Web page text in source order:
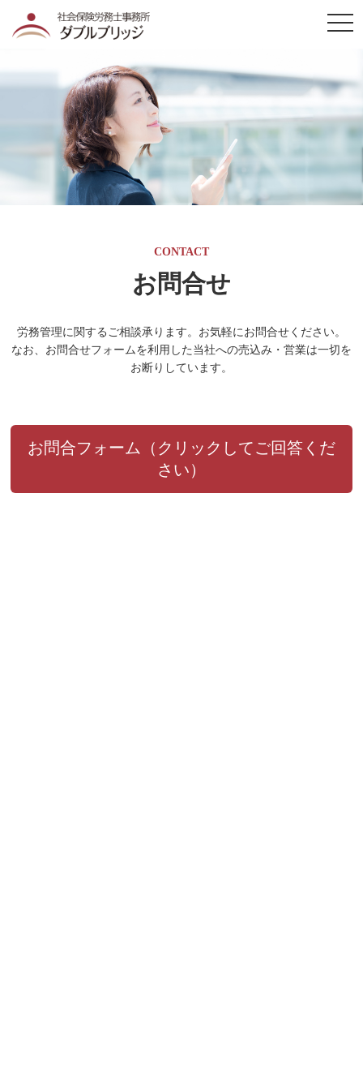
CONTACT
お問合せ
労務管理に関するご相談承ります。お気軽にお問合せください。
なお、お問合せフォームを利用した当社への売込み・営業は一切を
お断りしています。
お問合フォーム（クリックしてご回答くだ
さい）